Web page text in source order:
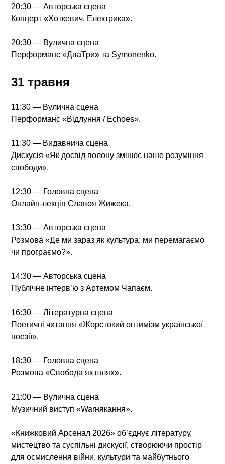
20:30 — Авторська сцена
Концерт «Хоткевич. Електрика».
20:30 — Вулична сцена
Перформанс «ДваТри» та Symonenko.
31 травня
11:30 — Вулична сцена
Перформанс «Відлуння / Echoes».
11:30 — Видавнича сцена
Дискусія «Як досвід полону змінює наше розуміння
свободи».
12:30 — Головна сцена
Онлайн-лекція Славоя Жижека.
13:30 — Авторська сцена
Розмова «Де ми зараз як культура: ми перемагаємо
чи програємо?».
14:30 — Авторська сцена
Публічне інтерв’ю з Артемом Чапаєм.
16:30 — Літературна сцена
Поетичні читання «Жорстокий оптимізм української
поезії».
18:30 — Головна сцена
Розмова «Свобода як шлях».
21:00 — Вулична сцена
Музичний виступ «Warнякання».
«Книжковий Арсенал 2026» об’єднує літературу,
мистецтво та суспільні дискусії, створюючи простір
для осмислення війни, культури та майбутнього